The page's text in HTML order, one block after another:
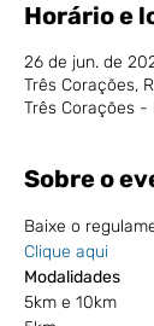
Horário e
26 de jun. de
Três Corações,
Três Corações -
Sobre o
Baixe o
Clique aqui
Modalidades
5km e 10km